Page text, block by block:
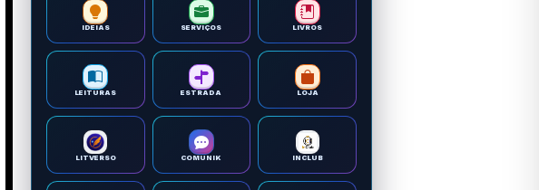
IDEIAS SERVIÇOS LIVROS
LEITURAS ESTRADA LOJA
LITVERSO COMUNIK INCLUB